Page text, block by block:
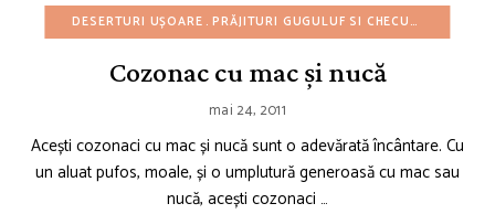
DESERTURI UȘOARE PRĂJITURI GUGULUF SI CHECURI
Cozonac cu mac și nucă
mai 24, 2011
Acești cozonaci cu mac și nucă sunt o adevărată încântare. Cu
un aluat pufos, moale, și o umplutură generoasă cu mac sau
nucă, acești cozonaci …